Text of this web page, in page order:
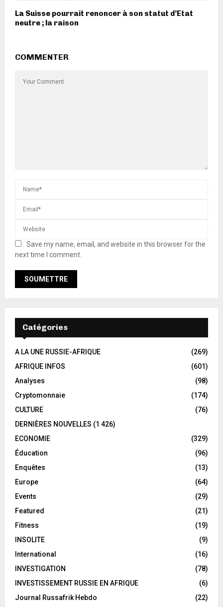
La Suisse pourrait renoncer à son statut d’Etat
neutre ; la raison
COMMENTER
Save my name, email, and website in this browser for the
next time I comment.
Catégories
A LA UNE RUSSIE-AFRIQUE
(269)
AFRIQUE INFOS
(601)
Analyses
(98)
Cryptomonnaie
(174)
CULTURE
(76)
DERNIÈRES NOUVELLES (1 426)
ECONOMIE
(329)
Éducation
(96)
Enquêtes
(13)
Europe
(64)
Events
(29)
Featured
(21)
Fitness
(19)
INSOLITE
(9)
International
(16)
INVESTIGATION
(78)
INVESTISSEMENT RUSSIE EN AFRIQUE
(6)
Journal Russafrik Hebdo
(22)